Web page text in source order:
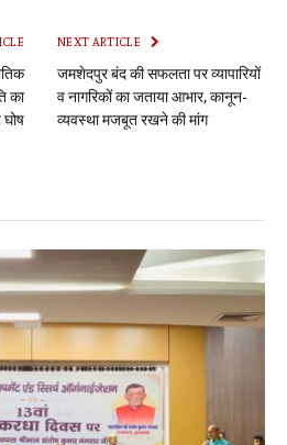
का
घोष
NEXT ARTICLE
जमशेदपुर बंद की सफलता पर व्यापारियों
व नागरिकों का जताया आभार, कानून-
व्यवस्था मजबूत रखने की मांग